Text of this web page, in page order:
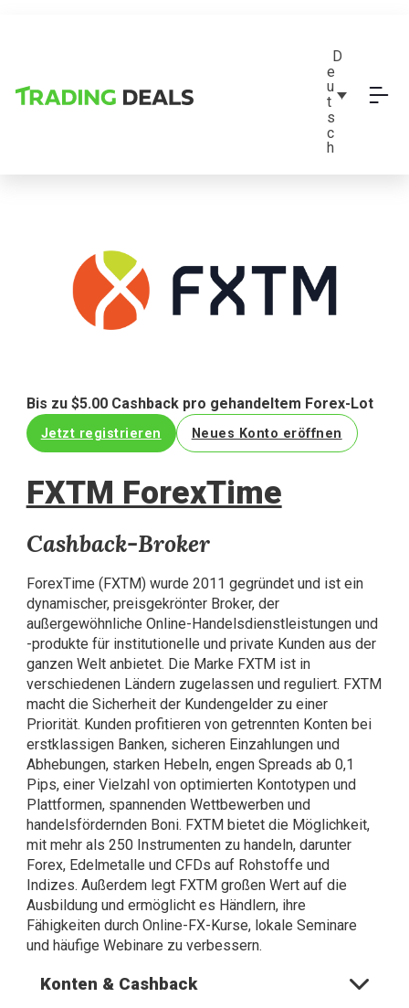
D
e
u
t
s
c
h
Bis zu $5.00 Cashback pro gehandeltem Forex-Lot
Jetzt registrieren Neues Konto eröffnen
FXTM ForexTime
Cashback-Broker
ForexTime (FXTM) wurde 2011 gegründet und ist ein
dynamischer, preisgekrönter Broker, der
außergewöhnliche Online-Handelsdienstleistungen und
-produkte für institutionelle und private Kunden aus der
ganzen Welt anbietet. Die Marke FXTM ist in
verschiedenen Ländern zugelassen und reguliert. FXTM
macht die Sicherheit der Kundengelder zu einer
Priorität. Kunden profitieren von getrennten Konten bei
erstklassigen Banken, sicheren Einzahlungen und
Abhebungen, starken Hebeln, engen Spreads ab 0,1
Pips, einer Vielzahl von optimierten Kontotypen und
Plattformen, spannenden Wettbewerben und
handelsfördernden Boni. FXTM bietet die Möglichkeit,
mit mehr als 250 Instrumenten zu handeln, darunter
Forex, Edelmetalle und CFDs auf Rohstoffe und
Indizes. Außerdem legt FXTM großen Wert auf die
Ausbildung und ermöglicht es Händlern, ihre
Fähigkeiten durch Online-FX-Kurse, lokale Seminare
und häufige Webinare zu verbessern.
Konten & Cashback